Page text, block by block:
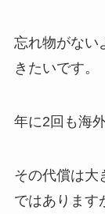
忘れ物がない
きたいです。
年に2回も海
その代償は
ではあります